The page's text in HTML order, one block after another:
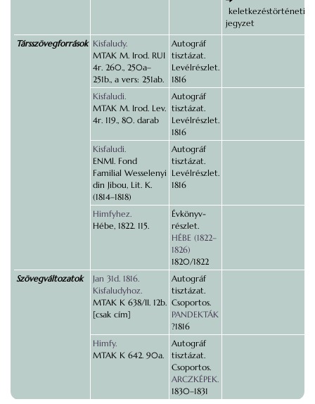
keletkezéstörténeti
jegyzet
Társszövegforrások Kisfaludy.
MTAK M. Irod. RUI
4r. 260., 250a–
251b., a vers: 251ab.
Autográf
tisztázat.
Levélrészlet.
1816
Kisfaludi.
MTAK M. Irod. Lev.
4r. 119., 80. darab
Autográf
tisztázat.
Levélrészlet.
1816
Kisfaludi.
ENMl. Fond
Familial Wesselenyi
din Jibou, Lit. K.
(1814–1818)
Autográf
tisztázat.
Levélrészlet.
1816
Himfyhez.
Hébe, 1822. 115.
Évkönyv-
részlet.
HÉBE (1822–
1826)
1820/1822
Szövegváltozatok
Jan 31d. 1816.
Kisfaludyhoz.
MTAK K 638/II. 12b.
[csak cím]
Autográf
tisztázat.
Csoportos.
PANDEKTÁK
?1816
Himfy.
MTAK K 642. 90a.
Autográf
tisztázat.
Csoportos.
ARCZKÉPEK.
1830–1831